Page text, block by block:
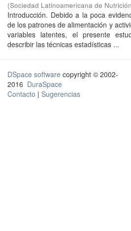
(Sociedad Latinoamericana de Nutrición
Introducción. Debido a la poca
de los patrones de alimentación y
variables latentes, el presente
describir las técnicas estadísticas ...
DSpace software copyright © 2002-
2016 DuraSpace
Contacto | Sugerencias